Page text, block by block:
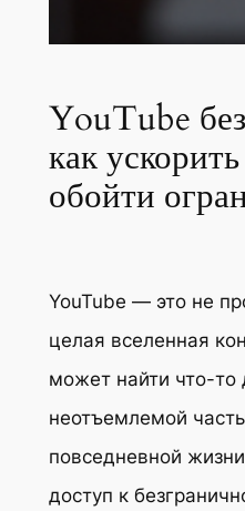
YouTube
как
обойти
YouTube — это не
целая вселенная
может найти что-то
неотъемлемой
повседневной
доступ к